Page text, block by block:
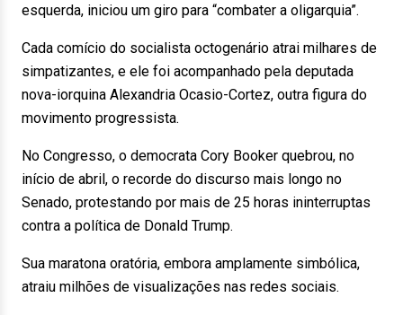
esquerda, iniciou um giro para “combater a oligarquia”.
Cada comício do socialista octogenário atrai milhares de
simpatizantes, e ele foi acompanhado pela deputada
nova-iorquina Alexandria Ocasio-Cortez, outra figura do
movimento progressista.
No Congresso, o democrata Cory Booker quebrou, no
início de abril, o recorde do discurso mais longo no
Senado, protestando por mais de 25 horas ininterruptas
contra a política de Donald Trump.
Sua maratona oratória, embora amplamente simbólica,
atraiu milhões de visualizações nas redes sociais.